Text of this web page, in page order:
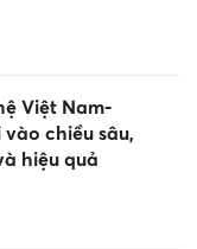
Việt Nam-
chiều sâu,
hiệu quả